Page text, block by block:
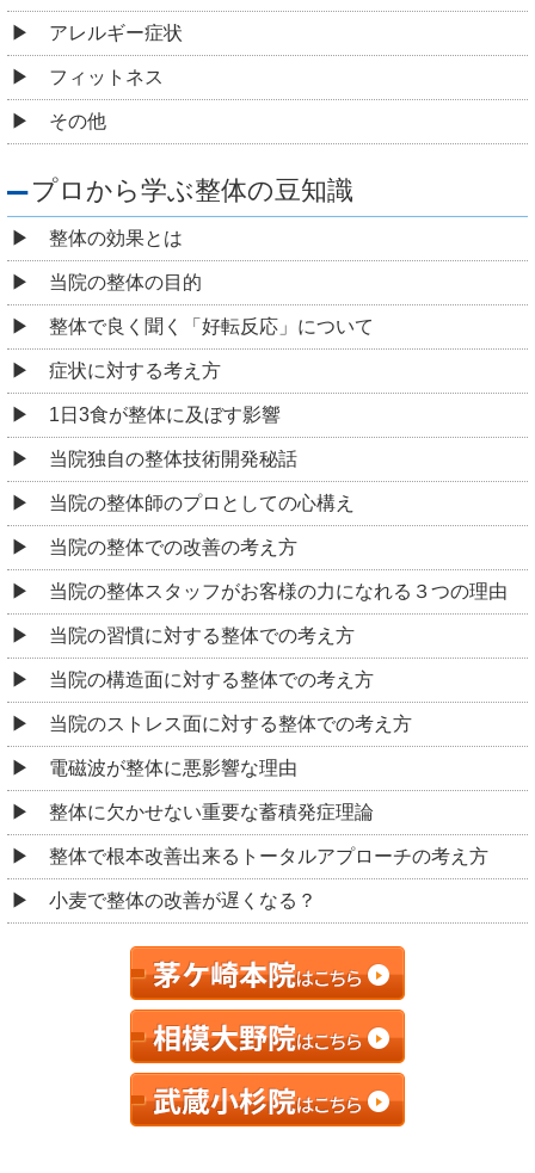
アレルギー症状
フィットネス
その他
プロから学ぶ整体の豆知識
整体の効果とは
当院の整体の目的
整体で良く聞く「好転反応」について
症状に対する考え方
1日3食が整体に及ぼす影響
当院独自の整体技術開発秘話
当院の整体師のプロとしての心構え
当院の整体での改善の考え方
当院の整体スタッフがお客様の力になれる３つの理由
当院の習慣に対する整体での考え方
当院の構造面に対する整体での考え方
当院のストレス面に対する整体での考え方
電磁波が整体に悪影響な理由
整体に欠かせない重要な蓄積発症理論
整体で根本改善出来るトータルアプローチの考え方
小麦で整体の改善が遅くなる？